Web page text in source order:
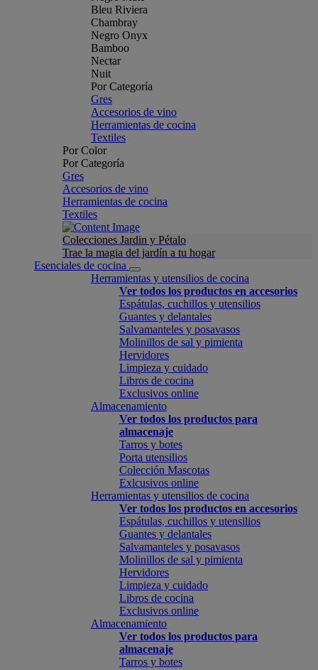
Bleu Riviera
Chambray
Negro Onyx
Bamboo
Nectar
Nuit
Por Categoría
Gres
Accesorios de vino
Herramientas de cocina
Textiles
Por Color
Por Categoría
Gres
Accesorios de vino
Herramientas de cocina
Textiles
Colecciones Jardin y Pétalo
Trae la magia del jardín a tu hogar
Esenciales de cocina
Herramientas y utensilios de cocina
Ver todos los productos en accesorios
Espátulas, cuchillos y utensilios
Guantes y delantales
Salvamanteles y posavasos
Molinillos de sal y pimienta
Hervidores
Limpieza y cuidado
Libros de cocina
Exclusivos online
Almacenamiento
Ver todos los productos para
almacenaje
Tarros y botes
Porta utensilios
Colección Mascotas
Exlcusivos online
Herramientas y utensilios de cocina
Ver todos los productos en accesorios
Espátulas, cuchillos y utensilios
Guantes y delantales
Salvamanteles y posavasos
Molinillos de sal y pimienta
Hervidores
Limpieza y cuidado
Libros de cocina
Exclusivos online
Almacenamiento
Ver todos los productos para
almacenaje
Tarros y botes